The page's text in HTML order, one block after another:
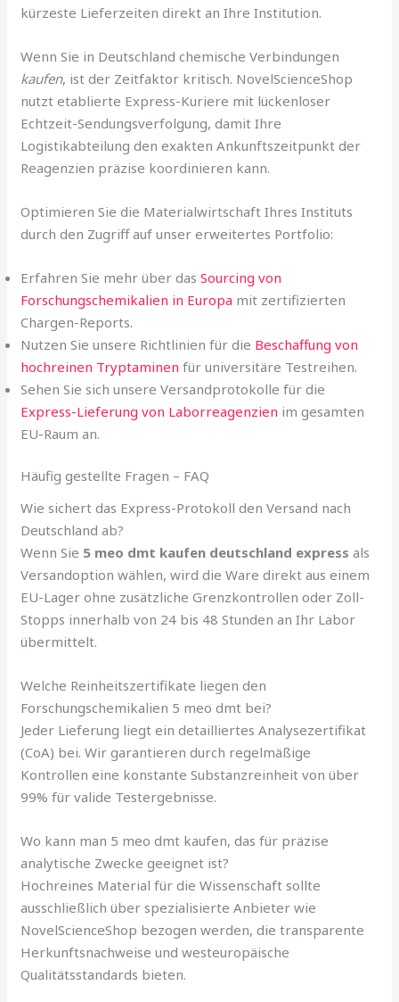
kürzeste Lieferzeiten direkt an Ihre Institution.
Wenn Sie in Deutschland chemische Verbindungen
kaufen, ist der Zeitfaktor kritisch. NovelScienceShop
nutzt etablierte Express-Kuriere mit lückenloser
Echtzeit-Sendungsverfolgung, damit Ihre
Logistikabteilung den exakten Ankunftszeitpunkt der
Reagenzien präzise koordinieren kann.
Optimieren Sie die Materialwirtschaft Ihres Instituts
durch den Zugriff auf unser erweitertes Portfolio:
Erfahren Sie mehr über dasSourcing von
Forschungschemikalien in Europa mit zertifizierten
Chargen-Reports.
Nutzen Sie unsere Richtlinien für die Beschaffung von
hochreinen Tryptaminen für universitäre Testreihen.
Sehen Sie sich unsere Versandprotokolle für die
Express-Lieferung von Laborreagenzien im gesamten
EU-Raum an.
Häufig gestellte Fragen – FAQ
Wie sichert das Express-Protokoll den Versand nach
Deutschland ab?
Wenn Sie 5 meo dmt kaufen deutschland express als
Versandoption wählen, wird die Ware direkt aus einem
EU-Lager ohne zusätzliche Grenzkontrollen oder Zoll-
Stopps innerhalb von 24 bis 48 Stunden an Ihr Labor
übermittelt.
Welche Reinheitszertifikate liegen den
Forschungschemikalien 5 meo dmt bei?
Jeder Lieferung liegt ein detailliertes Analysezertifikat
(CoA) bei. Wir garantieren durch regelmäßige
Kontrollen eine konstante Substanzreinheit von über
99% für valide Testergebnisse.
Wo kann man 5 meo dmt kaufen, das für präzise
analytische Zwecke geeignet ist?
Hochreines Material für die Wissenschaft sollte
ausschließlich über spezialisierte Anbieter wie
NovelScienceShop bezogen werden, die transparente
Herkunftsnachweise und westeuropäische
Qualitätsstandards bieten.